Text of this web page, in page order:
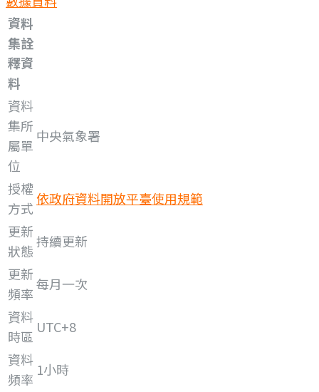
資料
集詮
釋資
料
資料
集所
屬單
位
中央氣象署
授權
方式
依政府資料開放平臺使用規範
更新
狀態
持續更新
更新
頻率
每月一次
資料
時區
UTC+8
資料
頻率
1小時